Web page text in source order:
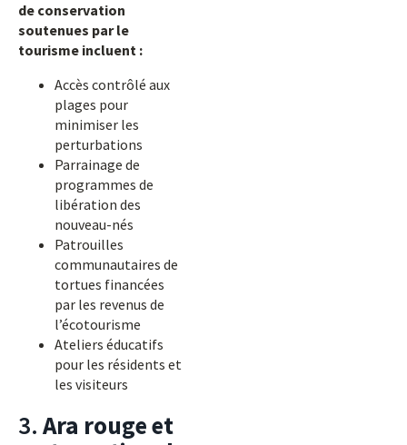
de conservation
soutenues par le
tourisme incluent :
Accès contrôlé aux
plages pour
minimiser les
perturbations
Parrainage de
programmes de
libération des
nouveau-nés
Patrouilles
communautaires de
tortues financées
par les revenus de
l’écotourisme
Ateliers éducatifs
pour les résidents et
les visiteurs
3. Ara rouge et